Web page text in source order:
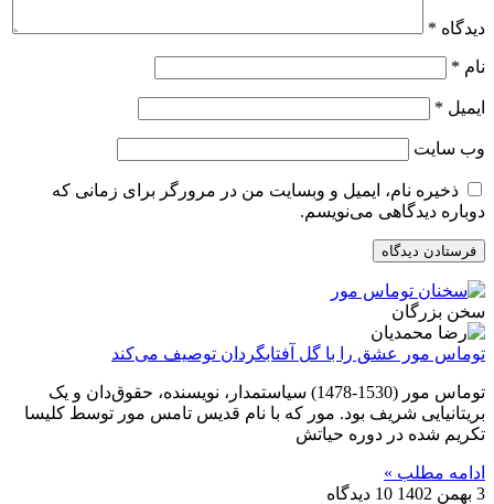
دیدگاه *
نام *
ایمیل *
وب‌ سایت
ذخیره نام، ایمیل و وبسایت من در مرورگر برای زمانی که
دوباره دیدگاهی می‌نویسم.
سخن بزرگان
توماس مور عشق را با گل آفتابگردان توصیف می‌کند
توماس مور (1530-1478) سیاستمدار، نویسنده، حقوق‌دان و یک
بریتانیایی شریف بود. مور که با نام قدیس تامس مور توسط کلیسا
تکریم شده در دوره حیاتش
ادامه مطلب »
3 بهمن 1402
10 دیدگاه